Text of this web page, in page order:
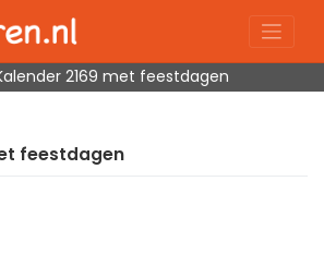
2169 met feestdagen
feestdagen